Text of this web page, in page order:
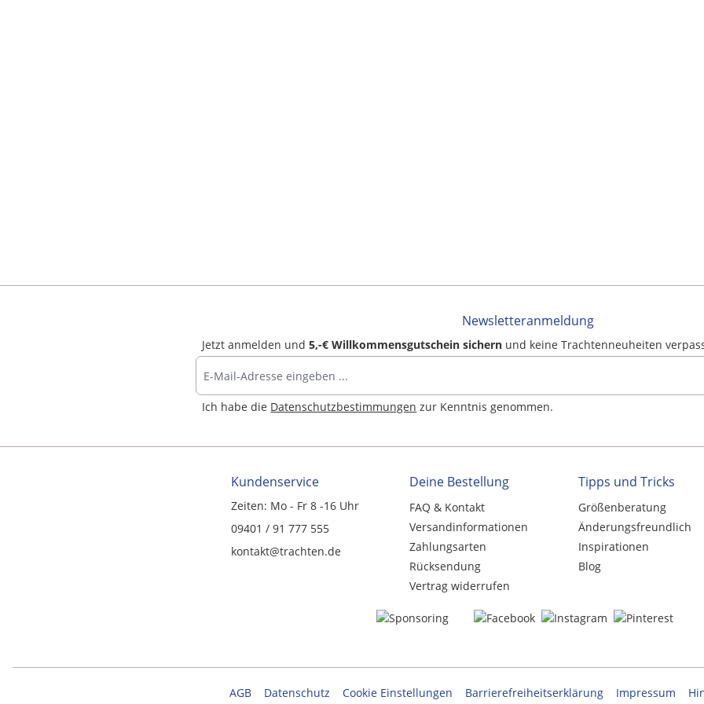
Newsletteranmeldung
Jetzt anmelden und5,-€ Willkommensgutschein sichern und keine Trachtenneuheiten
Ich habe die Datenschutzbestimmungen zur Kenntnis genommen.
Kundenservice
Zeiten: Mo - Fr 8 -16 Uhr
09401 / 91 777 555
kontakt@trachten.de
Deine Bestellung
FAQ & Kontakt
Versandinformationen
Zahlungsarten
Rücksendung
Vertrag widerrufen
Tipps und Tricks
Größenberatung
Änderungsfreundlich
Inspirationen
Blog
AGB Datenschutz Cookie Einstellungen Barrierefreiheitserklärung Impressum